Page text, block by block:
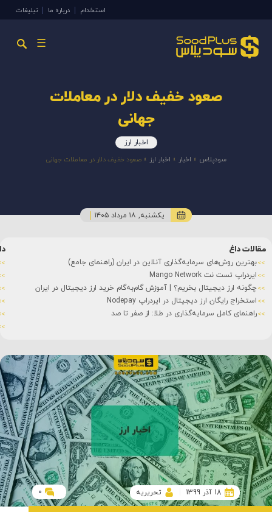
استخدام درباره ما تبلیغات
☰
صعود خفیف دلار در معاملات
جهانی
اخبار ارز
سودپلاس » اخبار » اخبار ارز »صعود خفیف دلار در معاملات جهانی
یکشنبه, ۱۸ مرداد ۱۴۰۵
مقالات داغ
بهترین روش‌های سرمایه‌گذاری آنلاین در ایران (راهنمای جامع)
ایردراپ تست نت Mango Network
چگونه ارز دیجیتال بخریم؟ | آموزش گام‌به‌گام خرید ارز دیجیتال در ایران
استخراج رایگان ارز دیجیتال در ایردراپ Nodepay
راهنمای کامل سرمایه‌گذاری در طلا: از صفر تا صد
18 آذر 1399 تحریریه 0